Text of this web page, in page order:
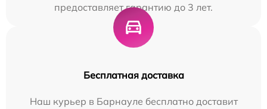
предоставляет гарантию до 3 лет.
Бесплатная доставка
Наш курьер в Барнауле бесплатно доставит